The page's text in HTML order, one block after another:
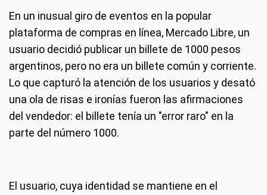
En un inusual giro de eventos en la popular
plataforma de compras en línea, Mercado Libre, un
usuario decidió publicar un billete de 1000 pesos
argentinos, pero no era un billete común y corriente.
Lo que capturó la atención de los usuarios y desató
una ola de risas e ironías fueron las afirmaciones
del vendedor: el billete tenía un "error raro" en la
parte del número 1000.
El usuario, cuya identidad se mantiene en el